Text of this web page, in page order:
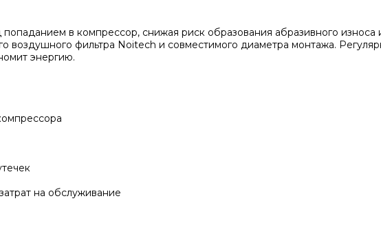
в компрессор, снижая риск образования абразивного
фильтра Noitech и совместимого диаметра монтажа.
энергию.
на обслуживание